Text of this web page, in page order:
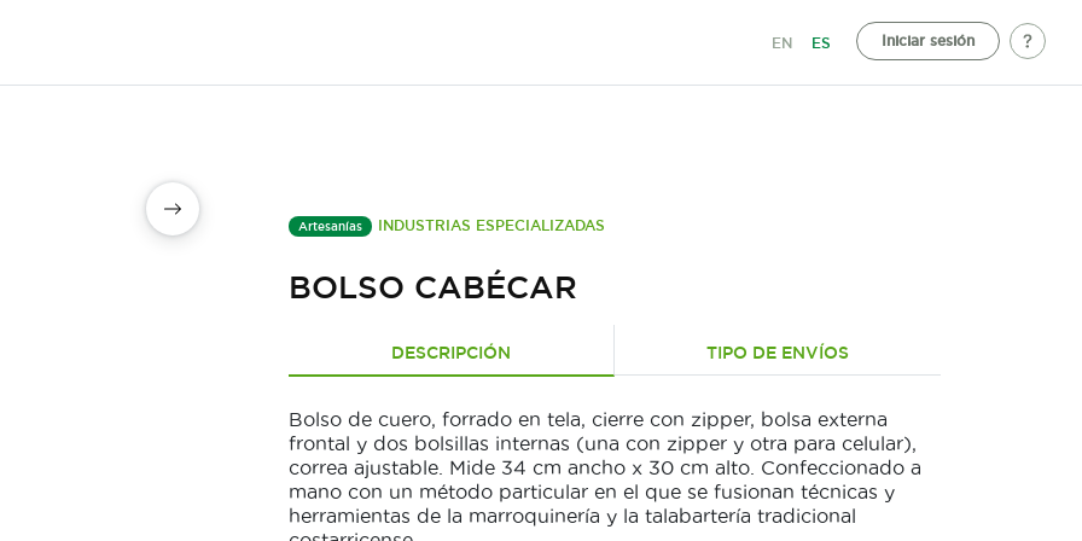
EN ES Iniciar sesión
Artesanías INDUSTRIAS ESPECIALIZADAS
BOLSO CABÉCAR
DESCRIPCIÓN TIPO DE ENVÍOS
Bolso de cuero, forrado en tela, cierre con zipper, bolsa externa
frontal y dos bolsillas internas (una con zipper y otra para celular),
correa ajustable. Mide 34 cm ancho x 30 cm alto. Confeccionado a
mano con un método particular en el que se fusionan técnicas y
herramientas de la marroquinería y la talabartería tradicional